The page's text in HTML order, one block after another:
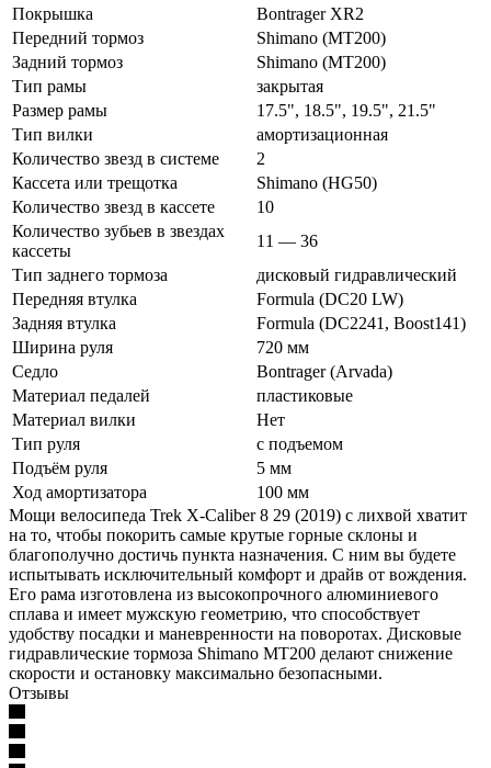
Покрышка
Bontrager XR2
Передний тормоз
Shimano (MT200)
Задний тормоз
Shimano (MT200)
Тип рамы
закрытая
Размер рамы
17.5", 18.5", 19.5", 21.5"
Тип вилки
амортизационная
Количество звезд в системе
2
Кассета или трещотка
Shimano (HG50)
Количество звезд в кассете
10
Количество зубьев в звездах
кассеты
11 — 36
Тип заднего тормоза
дисковый гидравлический
Передняя втулка
Formula (DC20 LW)
Задняя втулка
Formula (DC2241, Boost141)
Ширина руля
720 мм
Седло
Bontrager (Arvada)
Материал педалей
пластиковые
Материал вилки
Нет
Тип руля
с подъемом
Подъём руля
5 мм
Ход амортизатора
100 мм
Мощи велосипеда Trek X-Caliber 8 29 (2019) с лихвой хватит
на то, чтобы покорить самые крутые горные склоны и
благополучно достичь пункта назначения. С ним вы будете
испытывать исключительный комфорт и драйв от вождения.
Его рама изготовлена из высокопрочного алюминиевого
сплава и имеет мужскую геометрию, что способствует
удобству посадки и маневренности на поворотах. Дисковые
гидравлические тормоза Shimano MT200 делают снижение
скорости и остановку максимально безопасными.
Отзывы